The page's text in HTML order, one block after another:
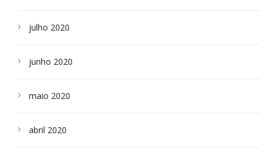
julho 2020
junho 2020
maio 2020
abril 2020